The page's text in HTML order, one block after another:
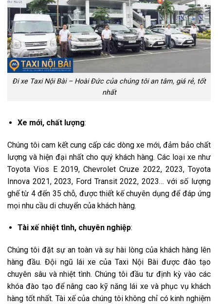
Đi xe Taxi Nội Bài – Hoài Đức của chúng tôi an tâm, giá rẻ, tốt
nhất
Xe mới, chất lượng:
Chúng tôi cam kết cung cấp các dòng xe mới, đảm bảo chất
lượng và hiện đại nhất cho quý khách hàng. Các loại xe như
Toyota Vios E 2019, Chevrolet Cruze 2022, 2023, Toyota
Innova 2021, 2023, Ford Transit 2022, 2023… với số lượng
ghế từ 4 đến 35 chỗ, được thiết kế chuyên dụng để đáp ứng
mọi nhu cầu di chuyển của khách hàng.
Tài xế nhiệt tình, chuyên nghiệp:
Chúng tôi đặt sự an toàn và sự hài lòng của khách hàng lên
hàng đầu. Đội ngũ lái xe của Taxi Nội Bài được đào tạo
chuyên sâu và nhiệt tình. Chúng tôi đầu tư định kỳ vào các
khóa đào tạo để nâng cao kỹ năng lái xe và phục vụ khách
hàng tốt nhất. Tài xế của chúng tôi không chỉ có kinh nghiệm